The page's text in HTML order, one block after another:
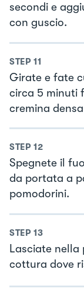
secondi e
con guscio.
STEP 11
Girate e fate
circa 5 minuti
cremina
STEP 12
Spegnete il
da portata a
pomodorini.
STEP 13
Lasciate nella
cottura dove